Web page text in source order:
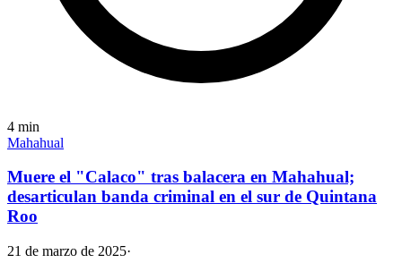
4 min
Mahahual
Muere el "Calaco" tras balacera en Mahahual;
desarticulan banda criminal en el sur de Quintana
Roo
21 de marzo de 2025·